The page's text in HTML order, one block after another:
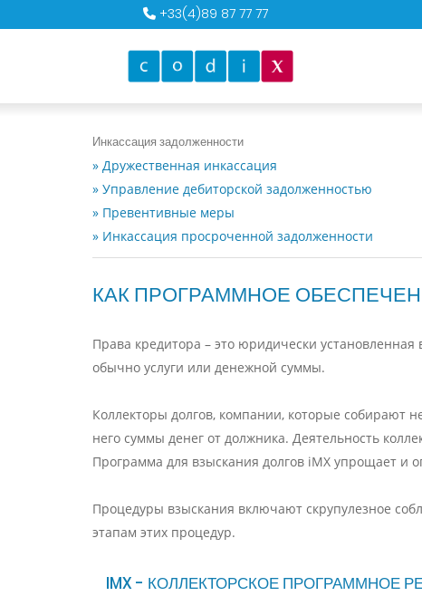
+33(4)89 87 77 77
Инкассация задолженности
» Дружественная инкассация
» Управление дебиторской задолженностью
» Превентивные меры
» Инкассация просроченной задолженности
КАК ПРОГРАММНОЕ
Права кредитора – это юридически
обычно услуги или денежной суммы.
Коллекторы долгов, компании, которые собирают
него суммы денег от должника. Деятельность
Программа для взыскания долгов iMX упрощает и
Процедуры взыскания включают скрупулезное
этапам этих процедур.
IMX - КОЛЛЕКТОРСКОЕ ПРОГРАММНОЕ